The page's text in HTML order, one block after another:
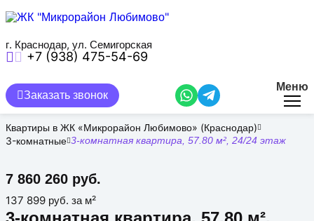
содержанию
г. Краснодар, ул. Семигорская
+7 (938) 475-54-69
Заказать звонок
Меню
Квартиры в ЖК «Микрорайон Любимово» (Краснодар)
3-комнатные 3-комнатная квартира, 57.80 м², 24/24 этаж
7 860 260 руб.
137 899 руб. за м²